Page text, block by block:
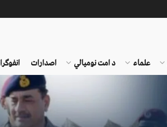
علماء د امت نومیالي اصدارات